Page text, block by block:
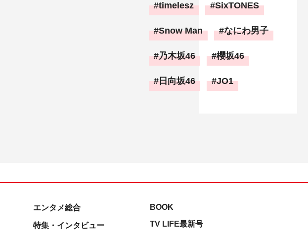
timelesz SixTONES
Snow Man なにわ男子
乃木坂46 櫻坂46
日向坂46 JO1
エンタメ総合
特集・インタビュー
BOOK
TV LIFE最新号